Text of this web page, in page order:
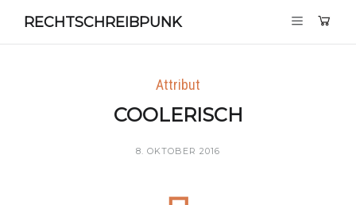
RECHTSCHREIBPUNK
Attribut
COOLERISCH
8. OKTOBER 2016